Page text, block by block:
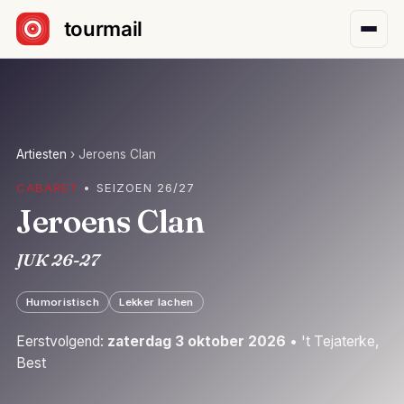
Sla navigatie over
Artiesten › Jeroens Clan
CABARET • SEIZOEN 26/27
Jeroens Clan
JUK 26-27
Humoristisch Lekker lachen
Eerstvolgend: zaterdag 3 oktober 2026 • 't Tejaterke,
Best